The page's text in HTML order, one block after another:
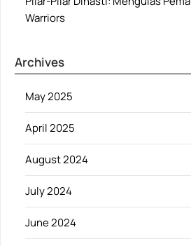
Warriors
Archives
May 2025
April 2025
August 2024
July 2024
June 2024